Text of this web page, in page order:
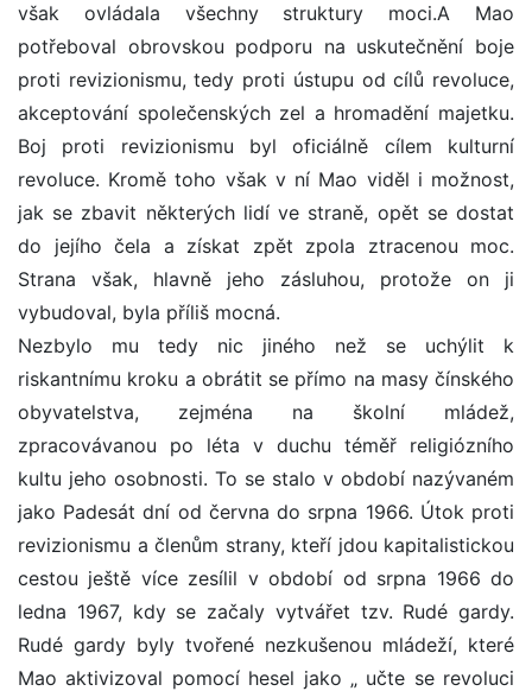
však ovládala všechny struktury moci.A Mao
potřeboval obrovskou podporu na uskutečnění boje
proti revizionismu, tedy proti ústupu od cílů revoluce,
akceptování společenských zel a hromadění majetku.
Boj proti revizionismu byl oficiálně cílem kulturní
revoluce. Kromě toho však v ní Mao viděl i možnost,
jak se zbavit některých lidí ve straně, opět se dostat
do jejího čela a získat zpět zpola ztracenou moc.
Strana však, hlavně jeho zásluhou, protože on ji
vybudoval, byla příliš mocná.
Nezbylo mu tedy nic jiného než se uchýlit k
riskantnímu kroku a obrátit se přímo na masy čínského
obyvatelstva, zejména na školní mládež,
zpracovávanou po léta v duchu téměř religiózního
kultu jeho osobnosti. To se stalo v období nazývaném
jako Padesát dní od června do srpna 1966. Útok proti
revizionismu a členům strany, kteří jdou kapitalistickou
cestou ještě více zesílil v období od srpna 1966 do
ledna 1967, kdy se začaly vytvářet tzv. Rudé gardy.
Rudé gardy byly tvořené nezkušenou mládeží, které
Mao aktivizoval pomocí hesel jako „ učte se revoluci